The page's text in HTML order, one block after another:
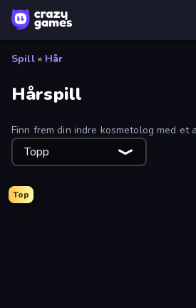
Spill » Hår
Hårspill
Finn frem din indre kosmetolog med et
skjønnhets- og hårspill. Klipp, farg og
frisyrer til fullstendige makeover,
Topp
Top